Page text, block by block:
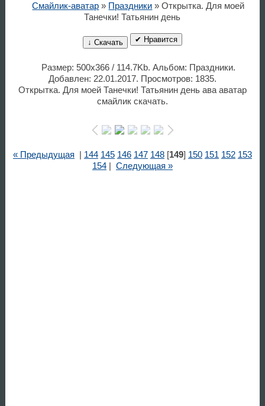
Смайлик-аватар » Праздники » Открытка. Для моей
Танечки! Татьянин день
↓ Скачать ✔ Нравится
Размер: 500x366 / 114.7Kb. Альбом: Праздники.
Добавлен: 22.01.2017. Просмотров: 1835.
Открытка. Для моей Танечки! Татьянин день ава аватар
смайлик скачать.
« Предыдущая 144 145 146 147 148[149] 150 151 152 153
154| Следующая »